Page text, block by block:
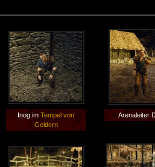
Inog imTempel von
Geldern
Arenaleiter